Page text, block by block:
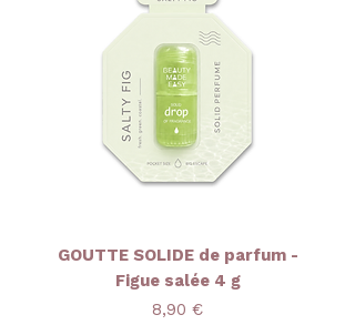
GOUTTE SOLIDE de parfum -
Figue salée 4 g
Prix
8,90 €